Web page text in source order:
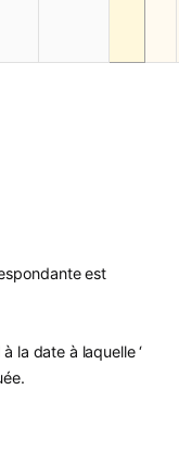
est
la date à laquelle ‘